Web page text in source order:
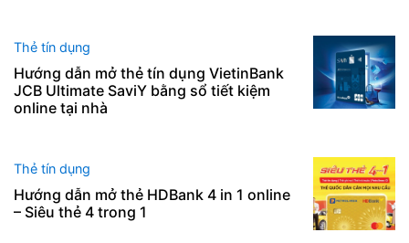
Thẻ tín dụng
Hướng dẫn mở thẻ tín dụng VietinBank
JCB Ultimate SaviY bằng sổ tiết kiệm
online tại nhà
Thẻ tín dụng
Hướng dẫn mở thẻ HDBank 4 in 1 online
– Siêu thẻ 4 trong 1